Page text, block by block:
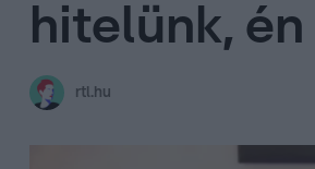
hitelünk,
rtl.hu